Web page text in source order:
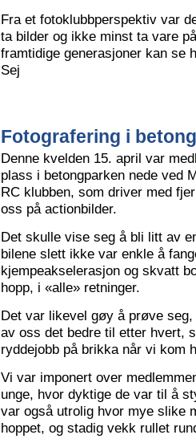
Fra et fotoklubbperspektiv var
ta bilder og ikke minst ta vare
framtidige generasjoner kan se
Sej
Fotografering i
Denne kvelden 15. april var
plass i betongparken nede ved
RC klubben, som driver med
oss på actionbilder.
Det skulle vise seg å bli litt av
bilene slett ikke var enkle å
kjempeakselerasjon og skvatt
hopp, i «alle» retninger.
Det var likevel gøy å prøve
av oss det bedre til etter hvert,
ryddejobb på brikka når vi kom
Vi var imponert over
unge, hvor dyktige de var til å
var også utrolig hvor mye slike
hoppet, og stadig vekk rullet